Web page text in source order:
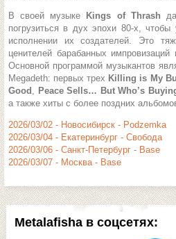
Metalafisha в соцсетях:
В своей музыке Kings of Thrash
погрузиться в дух эпохи 80-х,
исполнении их создателей. Это
ценителей барабанных
Основной программой музыкантов
Megadeth: первых трех Killing is My
Good , Peace Sells… But Who’s
а также хиты с более поздних
2026/03/02 - Новосибирск - Podzemka
2026/03/04 - Екатеринбург - Свобода
2026/03/06 - Санкт-Петербург - Base
2026/03/07 - Москва - Base